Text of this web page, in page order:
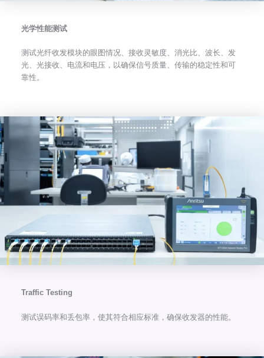
光学性能测试
测试光纤收发模块的眼图情况、接收灵敏度、消光比、波长、发
光、光接收、电流和电压，以确保信号质量、传输的稳定性和可
靠性。
Traffic Testing
测试误码率和丢包率，使其符合相应标准，确保收发器的性能。